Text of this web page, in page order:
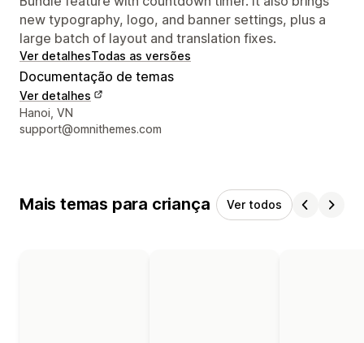
new typography, logo, and banner settings, plus a
large batch of layout and translation fixes.
Ver detalhesTodas as versões
Documentação de temas
Ver detalhes
Detalhes de contacto do designer
Hanoi, VN
support@omnithemes.com
Mais temas para criança Ver todos